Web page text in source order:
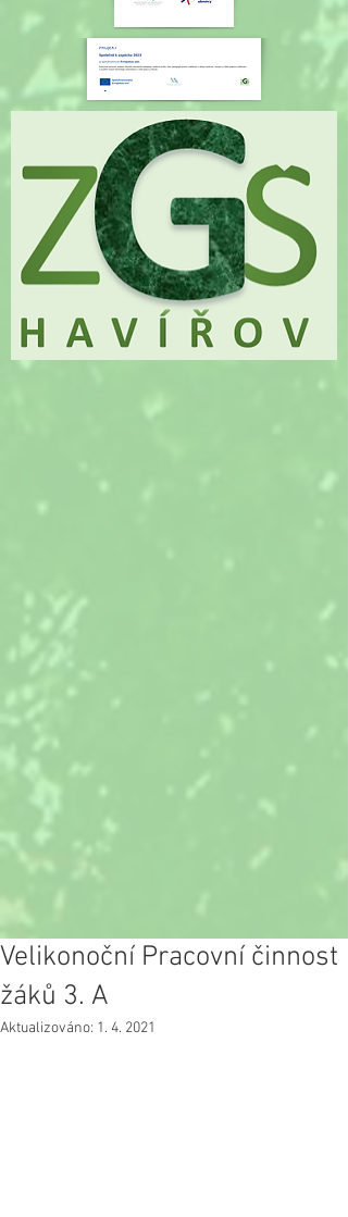
Velikonoční Pracovní činnost
žáků 3. A
Aktualizováno: 1. 4. 2021